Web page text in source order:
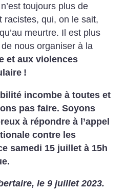
toujours plus de
racistes, qui, on le sait,
meurtre. Il est plus
nous organiser à la
et aux violences
!
incombe à toutes et
pas faire. Soyons
à répondre à l’appel
contre les
samedi 15 juillet à 15h
le 9 juillet 2023.